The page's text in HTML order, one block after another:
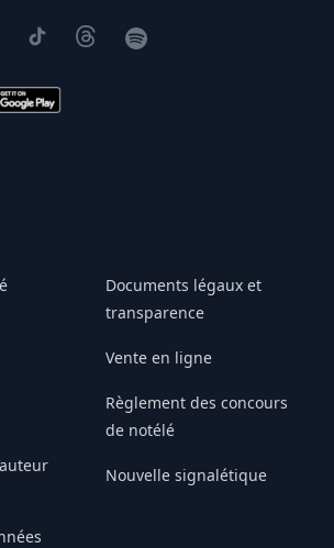
TikTokThreadsSpotify
Play
journalistique
Documents légaux et
transparence
Vente en ligne
Règlement des concours
de notélé
Nouvelle signalétique